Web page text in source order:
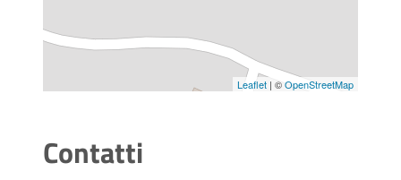
Leaflet | ©OpenStreetMap
Contatti